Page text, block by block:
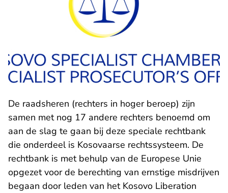
De raadsheren (rechters in hoger beroep) zijn
samen met nog 17 andere rechters benoemd om
aan de slag te gaan bij deze speciale rechtbank
die onderdeel is Kosovaarse rechtssysteem. De
rechtbank is met behulp van de Europese Unie
opgezet voor de berechting van ernstige misdrijven
begaan door leden van het Kosovo Liberation